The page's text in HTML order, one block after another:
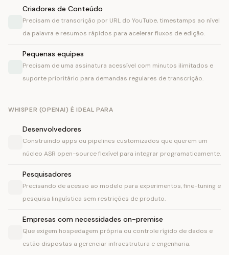
Criadores de Conteúdo
Precisam de transcrição por URL do YouTube, timestamps ao nível
da palavra e resumos rápidos para acelerar fluxos de edição.
Pequenas equipes
Precisam de uma assinatura acessível com minutos ilimitados e
suporte prioritário para demandas regulares de transcrição.
WHISPER (OPENAI) É IDEAL PARA
Desenvolvedores
Construindo apps ou pipelines customizados que querem um
núcleo ASR open-source flexível para integrar programaticamente.
Pesquisadores
Precisando de acesso ao modelo para experimentos, fine-tuning e
pesquisa linguística sem restrições de produto.
Empresas com necessidades on-premise
Que exigem hospedagem própria ou controle rígido de dados e
estão dispostas a gerenciar infraestrutura e engenharia.